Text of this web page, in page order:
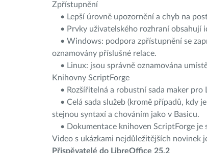
Zpřístupnění
• Lepší úrovně upozornění a chyb na
• Prvky uživatelského rozhraní obsahují
• Windows: podpora zpřístupnění se
oznamovány příslušné relace.
• Linux: jsou správně oznamována
Knihovny ScriptForge
• Rozšířitelná a robustní sada maker pro
• Celá sada služeb (kromě případů, kdy
stejnou syntaxí a chováním jako v Basicu.
• Dokumentace knihoven ScriptForge je
Video s ukázkami nejdůležitějších novinek
Přispěvatelé do LibreOffice 25.2